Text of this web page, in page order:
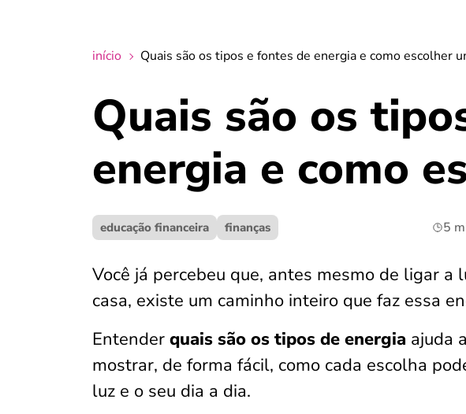
início Quais são os tipos e fontes de energia e como escolher
Quais são os
energia e como
educação financeira finanças 5
Você já percebeu que, antes mesmo de ligar a
casa, existe um caminho inteiro que faz essa
Entender quais são os tipos de energia ajuda
mostrar, de forma fácil, como cada escolha
luz e o seu dia a dia.